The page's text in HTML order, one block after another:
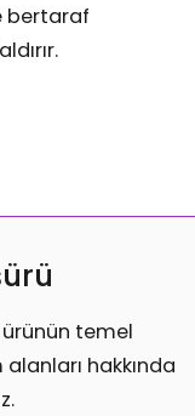
bertaraf
temel
alanları hakkında